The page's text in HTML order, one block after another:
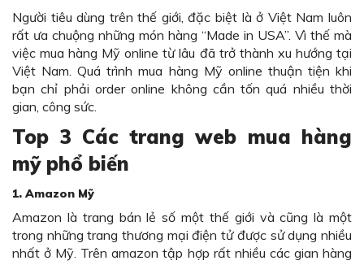
Người tiêu dùng trên thế giới, đặc biệt là ở Việt Nam luôn
rất ưa chuộng những món hàng “Made in USA”. Vì thế mà
việc mua hàng Mỹ online từ lâu đã trở thành xu hướng tại
Việt Nam. Quá trình mua hàng Mỹ online thuận tiện khi
bạn chỉ phải order online không cần tốn quá nhiều thời
gian, công sức.
Top 3 Các trang web mua hàng
mỹ phổ biến
1. Amazon Mỹ
Amazon là trang bán lẻ số một thế giới và cũng là một
trong những trang thương mại điện tử được sử dụng nhiều
nhất ở Mỹ. Trên amazon tập hợp rất nhiều các gian hàng